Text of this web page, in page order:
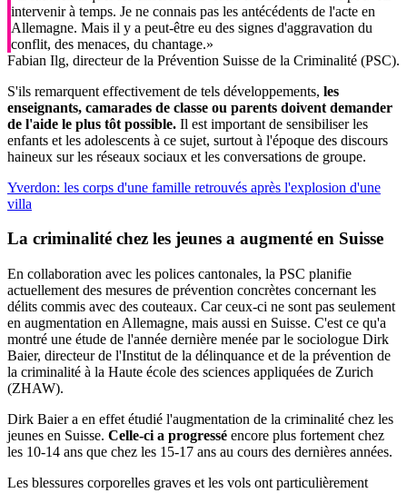
intervenir à temps. Je ne connais pas les antécédents de l'acte en
Allemagne. Mais il y a peut-être eu des signes d'aggravation du
conflit, des menaces, du chantage.»
Fabian Ilg, directeur de la Prévention Suisse de la Criminalité (PSC).
S'ils remarquent effectivement de tels développements, les
enseignants, camarades de classe ou parents doivent demander
de l'aide le plus tôt possible. Il est important de sensibiliser les
enfants et les adolescents à ce sujet, surtout à l'époque des discours
haineux sur les réseaux sociaux et les conversations de groupe.
Yverdon: les corps d'une famille retrouvés après l'explosion d'une
villa
La criminalité chez les jeunes a augmenté en Suisse
En collaboration avec les polices cantonales, la PSC planifie
actuellement des mesures de prévention concrètes concernant les
délits commis avec des couteaux. Car ceux-ci ne sont pas seulement
en augmentation en Allemagne, mais aussi en Suisse. C'est ce qu'a
montré une étude de l'année dernière menée par le sociologue Dirk
Baier, directeur de l'Institut de la délinquance et de la prévention de
la criminalité à la Haute école des sciences appliquées de Zurich
(ZHAW).
Dirk Baier a en effet étudié l'augmentation de la criminalité chez les
jeunes en Suisse. Celle-ci a progressé encore plus fortement chez
les 10-14 ans que chez les 15-17 ans au cours des dernières années.
Les blessures corporelles graves et les vols ont particulièrement